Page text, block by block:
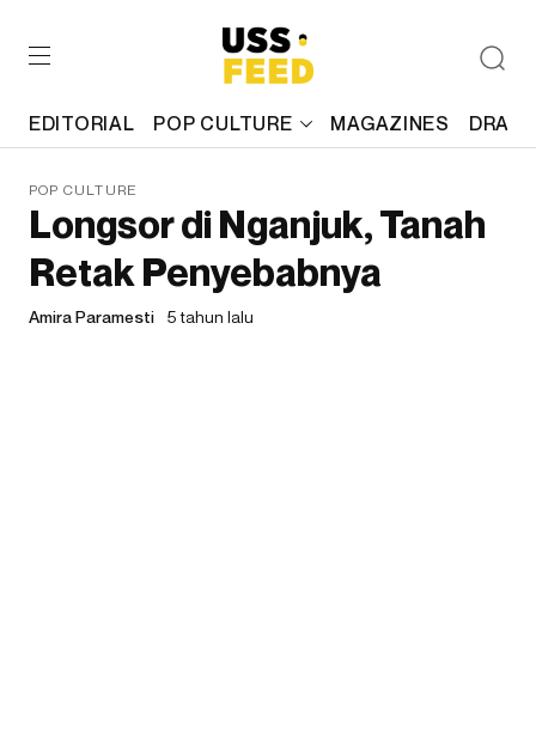
EDITORIAL POP CULTURE MAGAZINES
POP CULTURE
Longsor di Nganjuk, Tanah
Retak Penyebabnya
Amira Paramesti 5 tahun lalu